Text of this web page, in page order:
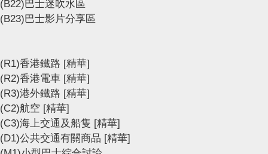
(B22)巴士迷吹水區
(B23)巴士影片分享區
(R1)香港鐵路 [精華]
(R2)香港電車 [精華]
(R3)港外鐵路 [精華]
(C2)航空 [精華]
(C3)海上交通及船隻 [精華]
(D1)公共交通有關商品 [精華]